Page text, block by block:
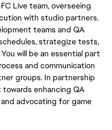
Live team, overseeing
with studio partners.
teams and QA
strategize tests,
will be an essential part
and communication
groups. In partnership
towards enhancing QA
advocating for game